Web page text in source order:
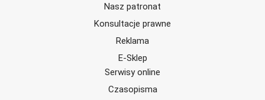
Nasz patronat
Konsultacje prawne
Reklama
E-Sklep
Serwisy online
Czasopisma